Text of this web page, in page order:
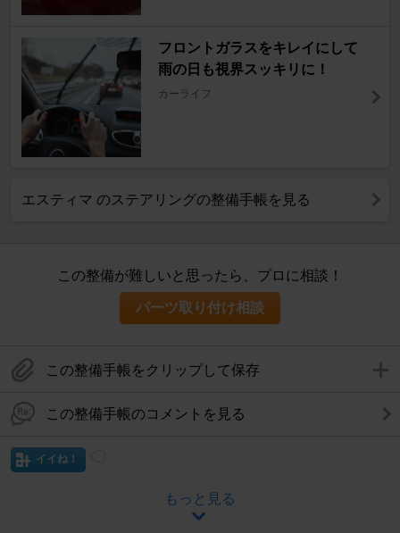
フロントガラスをキレイにして
雨の日も視界スッキリに！
カーライフ
エスティマ のステアリングの整備手帳を見る
この整備が難しいと思ったら、プロに相談！
パーツ取り付け相談
この整備手帳をクリップして保存
この整備手帳のコメントを見る
イイね！
もっと見る